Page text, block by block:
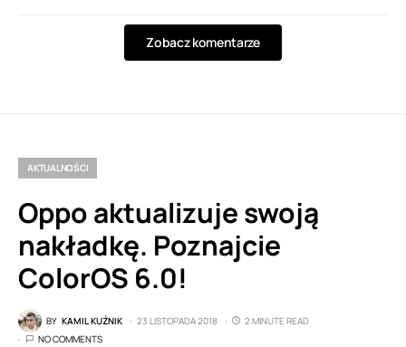
Zobacz komentarze
AKTUALNOŚCI
Oppo aktualizuje swoją
nakładkę. Poznajcie
ColorOS 6.0!
BY KAMIL KUŹNIK 23 LISTOPADA 2018
2 MINUTE READ
NO COMMENTS